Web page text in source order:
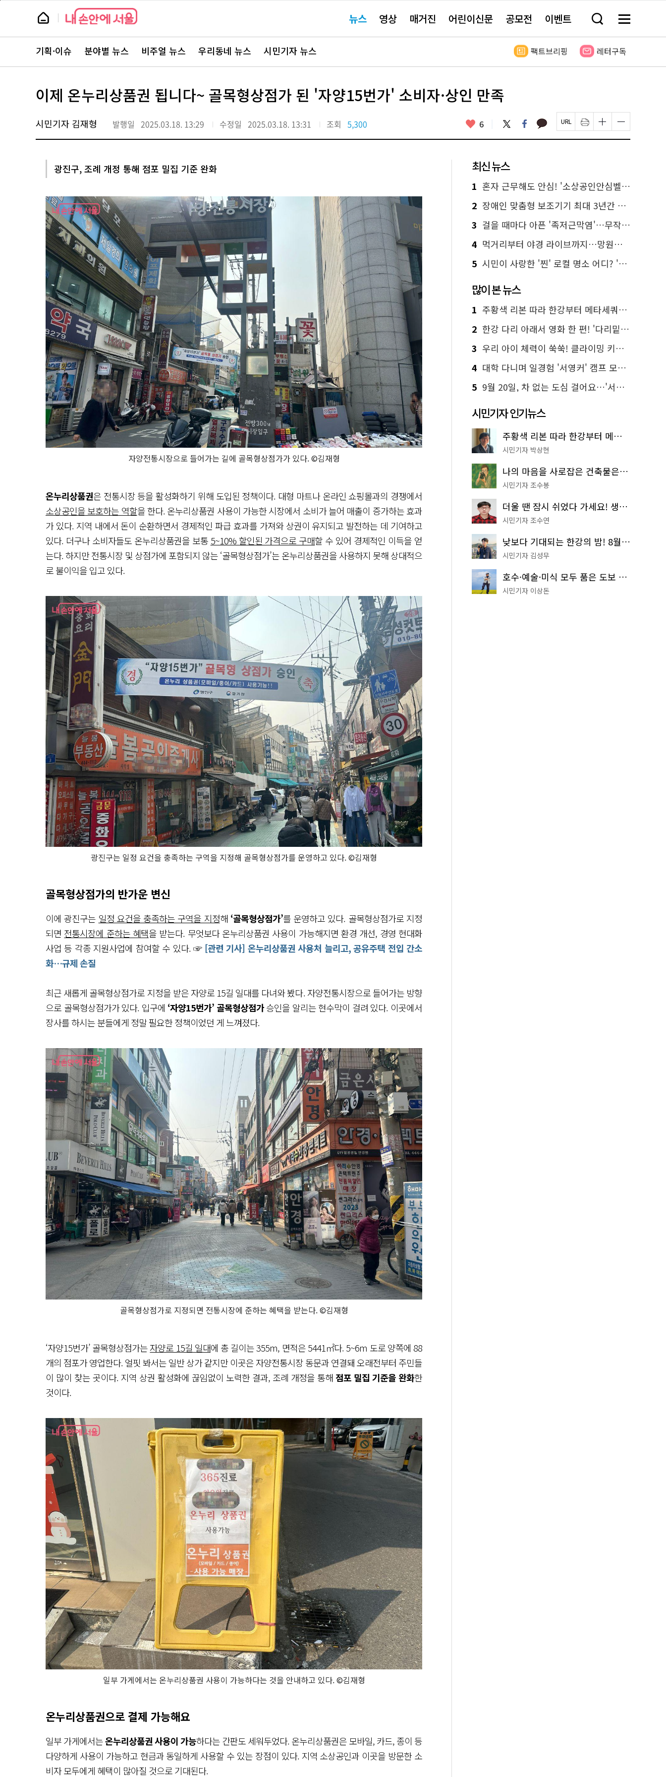
본
뉴
스 요뉴스 영상 매거진 어린이신문 공모전 이벤트 검
창
기
메
전
보
뉴
스
주
서
바
로
기획·이슈 분야별 뉴스 비주얼 뉴스 우리동네 뉴스 시민기자 뉴스 팩트브리핑 레터구독
이제 온누리상품권 됩니다~ 골목형상점가 된 '자양15번가' 소비자·상인 만족
시민기자 김재형 발행일 2025.03.18. 13:29 수정일 2025.03.18. 13:31 조회 5,300 좋
요
6 트
위
터
페
이
스
카
카 페
이
지
인
쇄
하
글
자
크
하
기
글
자
크
하
기
광진구, 조례 개정 통해 점포 밀집 기준 완화
자양전통시장으로 들어가는 길에 골목형상점가가 있다. ©김재형
온누리상품권은 전통시장 등을 활성화하기 위해 도입된 정책이다. 대형 마트나 온라인 쇼핑몰과의 경쟁에서
소상공인을 보호하는 역할을 한다. 온누리상품권 사용이 가능한 시장에서 소비가 늘어 매출이 증가하는 효과
가 있다. 지역 내에서 돈이 순환하면서 경제적인 파급 효과를 가져와 상권이 유지되고 발전하는 데 기여하고
있다. 더구나 소비자들도 온누리상품권을 보통 5~10% 할인된 가격으로 구매할 수 있어 경제적인 이득을 얻
는다. 하지만 전통시장 및 상점가에 포함되지 않는 ‘골목형상점가’는 온누리상품권을 사용하지 못해 상대적으
로 불이익을 입고 있다.
광진구는 일정 요건을 충족하는 구역을 지정해 골목형상점가를 운영하고 있다. ©김재형
골목형상점가의 반가운 변신
이에 광진구는 일정 요건을 충족하는 구역을 지정해 ‘골목형상점가’를 운영하고 있다. 골목형상점가로 지정
되면 전통시장에 준하는 혜택을 받는다. 무엇보다 온누리상품권 사용이 가능해지면 환경 개선, 경영 현대화
사업 등 각종 지원사업에 참여할 수 있다. ☞[관련 기사] 온누리상품권 사용처 늘리고, 공유주택 전입 간소
화…규제 손질
최근 새롭게 골목형상점가로 지정을 받은 자양로 15길 일대를 다녀와 봤다. 자양전통시장으로 들어가는 방향
으로 골목형상점가가 있다. 입구에 ‘자양15번가’ 골목형상점가승인을 알리는 현수막이 걸려 있다. 이곳에서
장사를 하시는 분들에게 정말 필요한 정책이었던 게 느껴졌다.
골목형상점가로 지정되면 전통시장에 준하는 혜택을 받는다. ©김재형
‘자양15번가’ 골목형상점가는자양로 15길 일대에 총 길이는 355m, 면적은 5441㎡다. 5~6m 도로 양쪽에 88
개의 점포가 영업한다. 얼핏 봐서는 일반 상가 같지만 이곳은 자양전통시장 동문과 연결돼 오래전부터 주민들
이 많이 찾는 곳이다. 지역 상권 활성화에 끊임없이 노력한 결과, 조례 개정을 통해 점포 밀집 기준을 완화한
것이다.
일부 가게에서는 온누리상품권 사용이 가능하다는 것을 안내하고 있다. ©김재형
온누리상품권으로 결제 가능해요
일부 가게에서는온누리상품권 사용이 가능하다는 간판도 세워두었다. 온누리상품권은 모바일, 카드, 종이 등
다양하게 사용이 가능하고 현금과 동일하게 사용할 수 있는 장점이 있다. 지역 소상공인과 이곳을 방문한 소
비자 모두에게 혜택이 많아질 것으로 기대된다.
최신 뉴스
1 혼자 근무해도 안심! '소상공인안심벨' 신청하세요
2 장애인 맞춤형 보조기기 최대 3년간 무상 대여…삶의 질 높인다
3 걸을 때마다 아픈 '족저근막염'…무작정 참지 말고 '이것' 해보세요!
4 먹거리부터 야경 라이브까지…망원한강공원 알짜 코스
5 시민이 사랑한 '찐' 로컬 명소 어디? '서울에디션25' 추천 코스
많이 본 뉴스
1 주황색 리본 따라 한강부터 메타세쿼이아 숲길까지…서울둘레길 15코스
2 한강 다리 아래서 영화 한 편! '다리밑 영화관' 무료 상영
3 우리 아이 체력이 쑥쑥! 클라이밍 키즈카페·어린이 체력장
4 대학 다니며 일경험 '서영커' 캠프 모집…전액 무료
5 9월 20일, 차 없는 도심 걸어요…'서울 걷자 페스티벌' 선착순 5천명
시민기자 인기뉴스
주황색 리본 따라 한강부터 메타세쿼이아 숲길까지…서울둘레길 15코스
시민기자 박상현
나의 마음을 사로잡은 건축물은? '서울시 건축상' 수상작 공개!
시민기자 조수봉
더울 땐 잠시 쉬었다 가세요! 생수 냉장고부터 해피소·무더위쉼터까지
시민기자 조수연
낮보다 기대되는 한강의 밤! 8월 한정 무료 '한강 밤핑' 예약은?
시민기자 김성무
호수·예술·미식 모두 품은 도보 코스! 서울식물원~LG아트센터~마곡테라스거리
시민기자 이상돈
페